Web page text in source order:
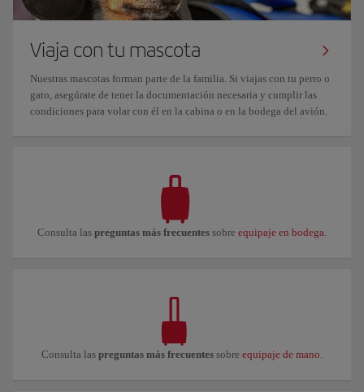
Viaja con tu mascota
Nuestras mascotas forman parte de la familia. Si viajas con tu perro o
gato, asegúrate de tener la documentación necesaria y cumplir las
condiciones para volar con él en la cabina o en la bodega del avión.
Consulta las preguntas más frecuentes sobre equipaje en bodega
Consulta las preguntas más frecuentes sobre equipaje de mano